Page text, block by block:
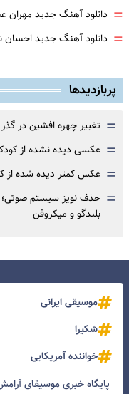
= دانلود آهنگ جدید مهران
= دانلود آهنگ جدید احسان
پربازدیدها
= تغییر چهره افشین در
= عکسی دیده نشده از
= عکس کمتر دیده شده از
= حذف نویز سیستم صوتی؛
بلندگو و میکروفن
موسیقی ایرانی
شکیرا
خواننده آمریکایی
پایگاه خبری موسیقای